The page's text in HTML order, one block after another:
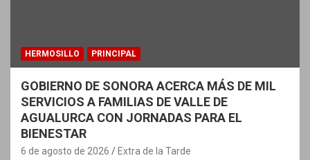
HERMOSILLO PRINCIPAL
GOBIERNO DE SONORA ACERCA MÁS DE MIL
SERVICIOS A FAMILIAS DE VALLE DE
AGUALURCA CON JORNADAS PARA EL
BIENESTAR
6 de agosto de 2026 Extra de la Tarde